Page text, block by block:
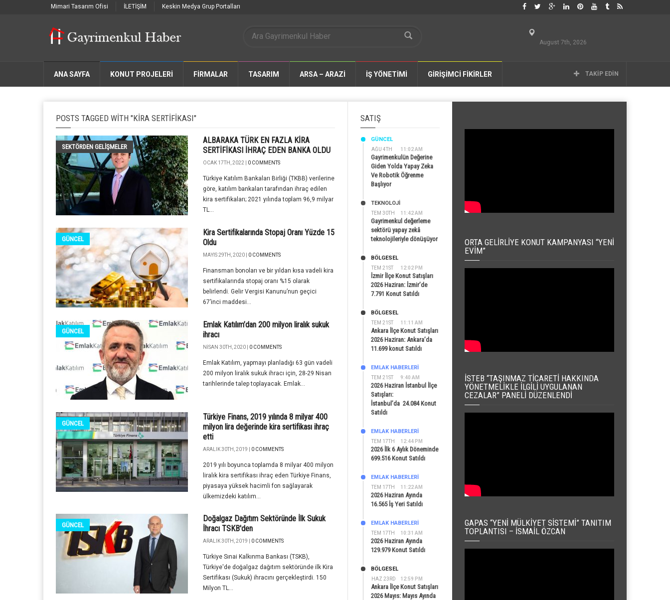
Mimari Tasarım Ofisi İLETİŞİM Keskin Medya Grup Portalları
August 7th, 2026
ANA SAYFA KONUT PROJELERİ FIRMALAR TASARIM ARSA – ARAZİ İŞ YÖNETİMİ GİRİŞİMCİ FİKİRLER TAKIP EDIN
POSTS TAGGED WITH "KIRA SERTIFIKASI"
SEKTÖRDEN GELIŞMELER
ALBARAKA TÜRK EN FAZLA KİRA
SERTİFİKASI İHRAÇ EDEN BANKA OLDU
OCAK 17TH, 2022 | 0 COMMENTS
Türkiye Katılım Bankaları Birliği (TKBB) verilerine
göre, katılım bankaları tarafından ihraç edilen
kira sertifikaları; 2021 yılında toplam 96,9 milyar
TL...
GÜNCEL
Kira Sertifikalarında Stopaj Oranı Yüzde 15
Oldu
MAYIS 29TH, 2020 | 0 COMMENTS
Finansman bonoları ve bir yıldan kısa vadeli kira
sertifikalarında stopaj oranı %15 olarak
belirlendi. Gelir Vergisi Kanunu’nun geçici
67’inci maddesi...
GÜNCEL
Emlak Katılım’dan 200 milyon liralık sukuk
ihracı
NISAN 30TH, 2020 | 0 COMMENTS
Emlak Katılım, yapmayı planladığı 63 gün vadeli
200 milyon liralık sukuk ihracı için, 28-29 Nisan
tarihlerinde talep toplayacak. Emlak...
GÜNCEL
Türkiye Finans, 2019 yılında 8 milyar 400
milyon lira değerinde kira sertifikası ihraç
etti
ARALIK 30TH, 2019 | 0 COMMENTS
2019 yılı boyunca toplamda 8 milyar 400 milyon
liralık kira sertifikası ihraç eden Türkiye Finans,
piyasaya yüksek hacimli fon sağlayarak
ülkemizdeki katılım...
GÜNCEL
Doğalgaz Dağıtım Sektöründe İlk Sukuk
İhracı TSKB'den
ARALIK 30TH, 2019 | 0 COMMENTS
Türkiye Sınai Kalkınma Bankası (TSKB),
Türkiye'de doğalgaz dağıtım sektöründe ilk Kira
Sertifikası (Sukuk) ihracını gerçekleştirdi. 150
Milyon TL...
SATIŞ
AĞU 4TH 11:02 AM
GÜNCEL
Gayrimenkulün Değerine
Giden Yolda Yapay Zeka
Ve Robotik Öğrenme
Başlıyor
TEM 30TH 11:42 AM
TEKNOLOJİ
Gayrimenkul değerleme
sektörü yapay zekâ
teknolojileriyle dönüşüyor
TEM 21ST 12:02 PM
BÖLGESEL
İzmir İlçe Konut Satışları
2026 Haziran: İzmir’de
7.791 Konut Satıldı
TEM 21ST 11:11 AM
BÖLGESEL
Ankara İlçe Konut Satışları
2026 Haziran: Ankara’da
11.699 konut Satıldı
TEM 21ST 9:40 AM
EMLAK HABERLERI
2026 Haziran İstanbul İlçe
Satışları:
İstanbul’da 24.084 Konut
Satıldı
TEM 17TH 12:44 PM
EMLAK HABERLERI
2026 İlk 6 Aylık Döneminde
699.516 Konut Satıldı
TEM 17TH 11:22 AM
EMLAK HABERLERI
2026 Haziran Ayında
16.565 İş Yeri Satıldı
TEM 17TH 10:31 AM
EMLAK HABERLERI
2026 Haziran Ayında
129.979 Konut Satıldı
HAZ 23RD 12:59 PM
BÖLGESEL
Ankara İlçe Konut Satışları
2026 Mayıs: Mayıs Ayında
ORTA GELIRLIYE KONUT KAMPANYASI “YENI
EVIM”
İSTEB “TAŞINMAZ TICARETI HAKKINDA
YÖNETMELIKLE İLGILI UYGULANAN
CEZALAR” PANELI DÜZENLENDI
GAPAS “YENI MÜLKIYET SISTEMI” TANITIM
TOPLANTISI – İSMAIL ÖZCAN